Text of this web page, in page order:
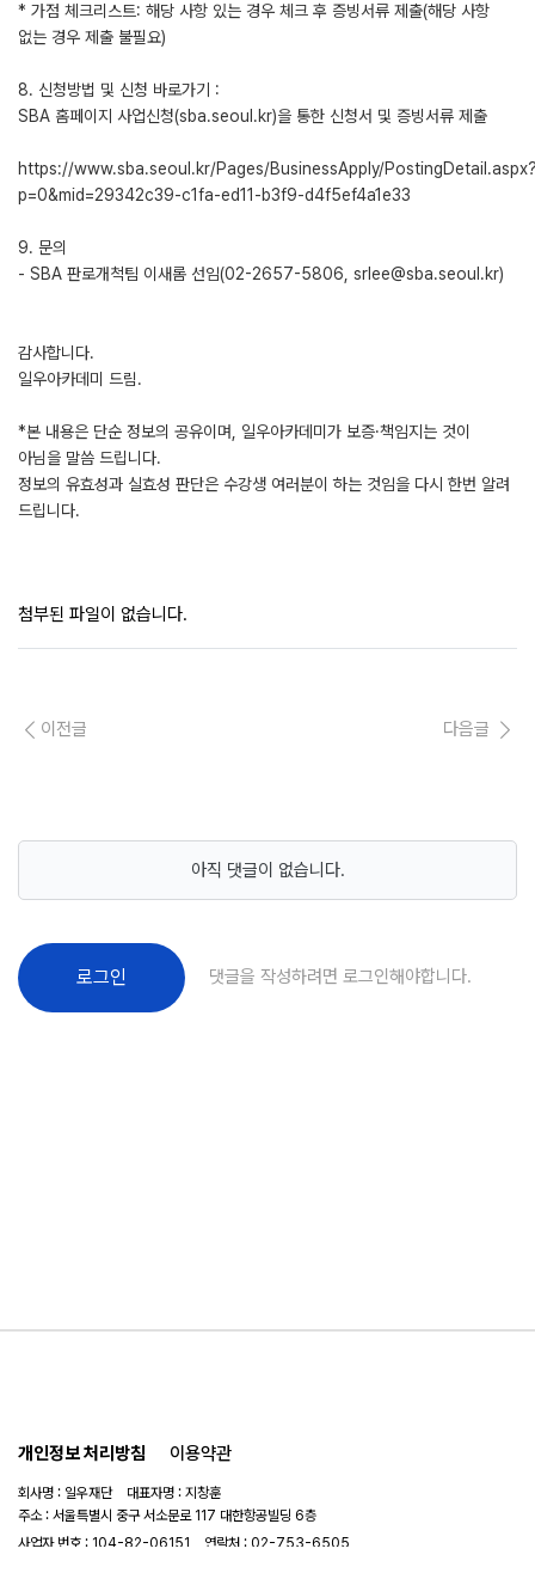
* 가점 체크리스트: 해당 사항 있는 경우 체크 후 증빙서류 제출(해당 사항
없는 경우 제출 불필요)
8. 신청방법 및 신청 바로가기 :
SBA 홈페이지 사업신청(sba.seoul.kr)을 통한 신청서 및 증빙서류 제출
https://www.sba.seoul.kr/Pages/BusinessApply/
p=0&mid=29342c39-c1fa-ed11-b3f9-d4f5ef4a1e33
9. 문의
- SBA 판로개척팀 이새롬 선임(02-2657-5806, srlee@sba.seoul.kr)
감사합니다.
일우아카데미 드림.
*본 내용은 단순 정보의 공유이며, 일우아카데미가 보증·책임지는 것이
아님을 말씀 드립니다.
정보의 유효성과 실효성 판단은 수강생 여러분이 하는 것임을 다시 한번 알려
드립니다.
첨부된 파일이 없습니다.
이전글 다음글
아직 댓글이 없습니다.
로그인 댓글을 작성하려면 로그인해야합니다.
개인정보 처리방침 이용약관
회사명 : 일우재단 대표자명 : 지창훈
주소 : 서울특별시 중구 서소문로 117 대한항공빌딩 6층
사업자 번호 : 104-82-06151
연락처 : 02-753-6505